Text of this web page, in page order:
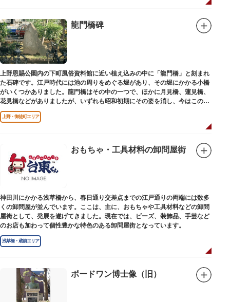
龍門橋碑
上野恩賜公園内の下町風俗資料館に近い植え込みの中に「龍門橋」と刻まれ
た石碑です。江戸時代には池の周りをめぐる堀があり、その堀にかかる小橋
がいくつかありました。龍門橋はその中の一つで、ほかに月見橋、蓮見橋、
花見橋などがありましたが、いずれも昭和初期にその姿を消し、今はこの石
碑にその名残がわずかに残るだけです。
上野・御徒町エリア
おもちゃ・工具材料の卸問屋街
神田川にかかる浅草橋から、春日通り交差点までの江戸通りの両端には数多
くの卸問屋が並んでいます。ここは、主に、おもちゃや工具材料などの卸問
屋街として、発展を遂げてきました。現在では、ビーズ、装飾品、手芸など
のお店も加わって個性豊かな特色のある卸問屋街となっています。
浅草橋・蔵前エリア
ボードワン博士像（旧）